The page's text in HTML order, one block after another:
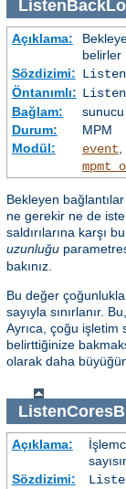
Açıklama:
belirler
Sözdizimi:
Öntanımlı:
Bağlam:
Durum:
MPM
Modül:
event
Bekleyen
ne gerekir ne de
saldırılarına karşı
uzunluğu
bakınız.
Bu değer
sayıyla sınırlanır.
Ayrıca, çoğu işletim
belirttiğinize
olarak daha
Açıklama:
Sözdizimi: